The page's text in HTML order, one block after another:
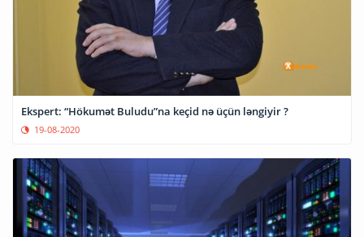
Ekspert: “Hökumət Buludu”na keçid nə üçün ləngiyir ?
19-08-2020